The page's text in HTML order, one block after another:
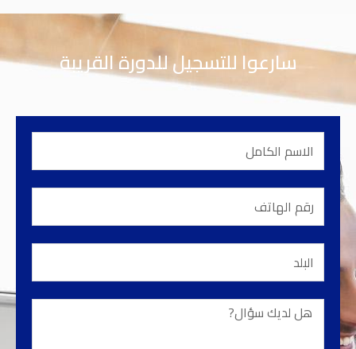
سارعوا للتسجيل للدورة القريبة
الاسم
رقم
الهاتف
البلد
هل